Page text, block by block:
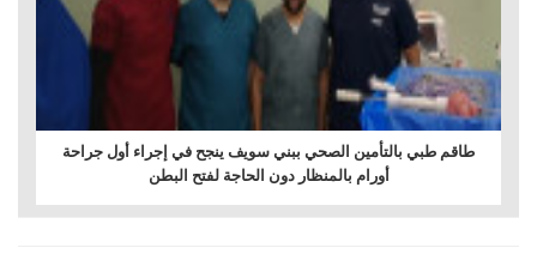
طاقم طبي بالتأمين الصحي ببني سويف ينجح في إجراء أول جراحة
أورام بالمنظار دون الحاجة لفتح البطن